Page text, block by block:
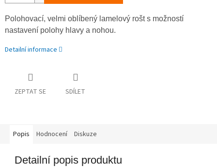
Polohovací, velmi oblíbený lamelový rošt s možností
nastavení polohy hlavy a nohou.
Detailní informace
ZEPTAT SE SDÍLET
Popis Hodnocení Diskuze
Detailní popis produktu